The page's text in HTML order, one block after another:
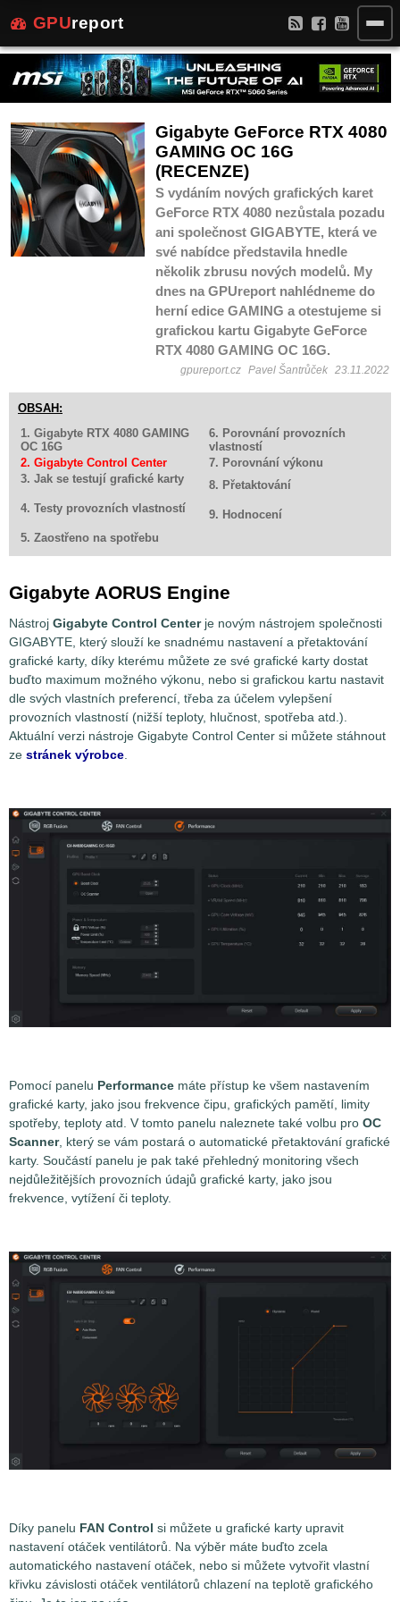
GPUreport
Gigabyte GeForce RTX 4080
GAMING OC 16G
(RECENZE)
S vydáním nových grafických karet
GeForce RTX 4080 nezůstala pozadu
ani společnost GIGABYTE, která ve
své nabídce představila hnedle
několik zbrusu nových modelů. My
dnes na GPUreport nahlédneme do
herní edice GAMING a otestujeme si
grafickou kartu Gigabyte GeForce
RTX 4080 GAMING OC 16G.
gpureport.cz Pavel Šantrůček 23.11.2022
OBSAH:
1. Gigabyte RTX 4080 GAMING
OC 16G
6. Porovnání provozních
vlastností
2. Gigabyte Control Center
7. Porovnání výkonu
3. Jak se testují grafické karty
8. Přetaktování
4. Testy provozních vlastností
9. Hodnocení
5. Zaostřeno na spotřebu
Gigabyte AORUS Engine
Nástroj Gigabyte Control Centerje novým nástrojem společnosti
GIGABYTE, který slouží ke snadnému nastavení a přetaktování
grafické karty, díky kterému můžete ze své grafické karty dostat
buďto maximum možného výkonu, nebo si grafickou kartu nastavit
dle svých vlastních preferencí, třeba za účelem vylepšení
provozních vlastností (nižší teploty, hlučnost, spotřeba atd.).
Aktuální verzi nástroje Gigabyte Control Center si můžete stáhnout
ze stránek výrobce.
Pomocí panelu Performance máte přístup ke všem nastavením
grafické karty, jako jsou frekvence čipu, grafických pamětí, limity
spotřeby, teploty atd. V tomto panelu naleznete také volbu pro OC
Scanner, který se vám postará o automatické přetaktování grafické
karty. Součástí panelu je pak také přehledný monitoring všech
nejdůležitějších provozních údajů grafické karty, jako jsou
frekvence, vytížení či teploty.
Díky panelu FAN Control si můžete u grafické karty upravit
nastavení otáček ventilátorů. Na výběr máte buďto zcela
automatického nastavení otáček, nebo si můžete vytvořit vlastní
křivku závislosti otáček ventilátorů chlazení na teplotě grafického